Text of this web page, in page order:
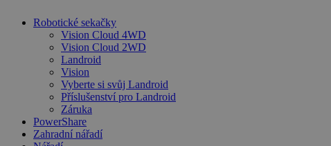
Robotické sekačky
Vision Cloud 4WD
Vision Cloud 2WD
Landroid
Vision
Vyberte si svůj Landroid
Příslušenství pro Landroid
Záruka
PowerShare
Zahradní nářadí